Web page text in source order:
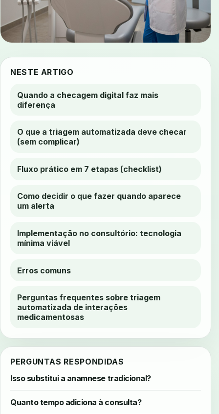
NESTE ARTIGO
Quando a checagem digital faz mais
diferença
O que a triagem automatizada deve checar
(sem complicar)
Fluxo prático em 7 etapas (checklist)
Como decidir o que fazer quando aparece
um alerta
Implementação no consultório: tecnologia
mínima viável
Erros comuns
Perguntas frequentes sobre triagem
automatizada de interações
medicamentosas
PERGUNTAS RESPONDIDAS
Isso substitui a anamnese tradicional?
Quanto tempo adiciona à consulta?